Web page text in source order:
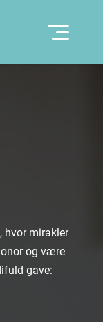
hvor mirakler
og være
gave: